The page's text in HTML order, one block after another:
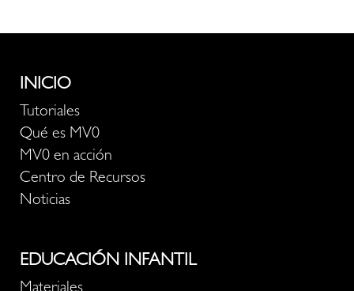
INICIO
Tutoriales
Qué es MV0
MV0 en acción
Centro de Recursos
Noticias
EDUCACIÓN INFANTIL